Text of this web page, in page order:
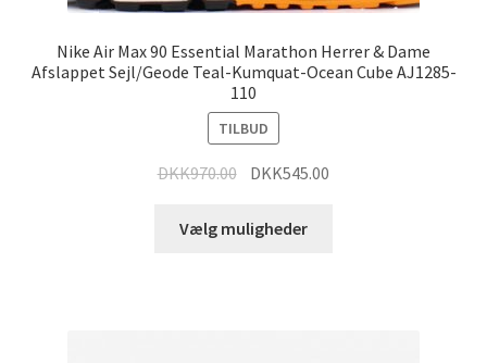
Nike Air Max 90 Essential Marathon Herrer & Dame
Afslappet Sejl/Geode Teal-Kumquat-Ocean Cube AJ1285-
110
TILBUD
DKK970.00 DKK545.00
Vælg muligheder